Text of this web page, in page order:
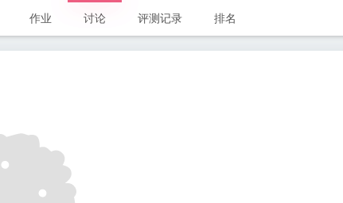
作业 讨论 评测记录 排名